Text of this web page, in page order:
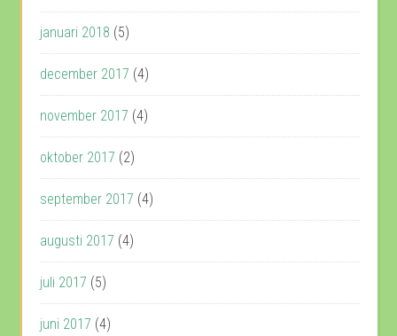
januari 2018 (5)
december 2017 (4)
november 2017 (4)
oktober 2017 (2)
september 2017 (4)
augusti 2017 (4)
juli 2017 (5)
juni 2017 (4)